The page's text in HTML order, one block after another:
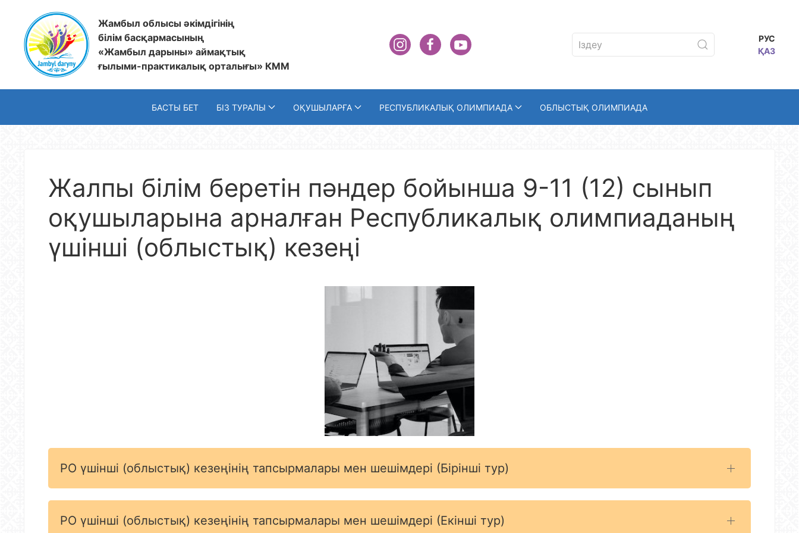
Жамбыл облысы әкімдігінің
білім басқармасының
«Жамбыл дарыны» аймақтық
ғылыми-практикалық орталығы» КММ
РУС
ҚАЗ
БАСТЫ БЕТ БІЗ ТУРАЛЫ ОҚУШЫЛАРҒА РЕСПУБЛИКАЛЫҚ ОЛИМПИАДА ОБЛЫСТЫҚ ОЛИМПИАДА
Жалпы білім беретін пәндер бойынша 9-11 (12) сынып
оқушыларына арналған Республикалық олимпиаданың
үшінші (облыстық) кезеңі
РО үшінші (облыстық) кезеңінің тапсырмалары мен шешімдері (Бірінші тур)
РО үшінші (облыстық) кезеңінің тапсырмалары мен шешімдері (Екінші тур)